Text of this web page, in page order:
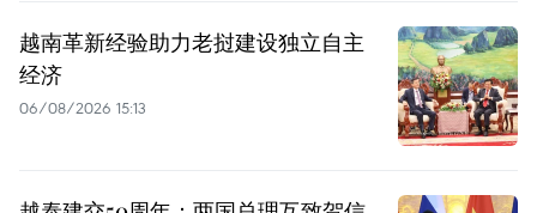
越南革新经验助力老挝建设独立自主
经济
06/08/2026 15:13